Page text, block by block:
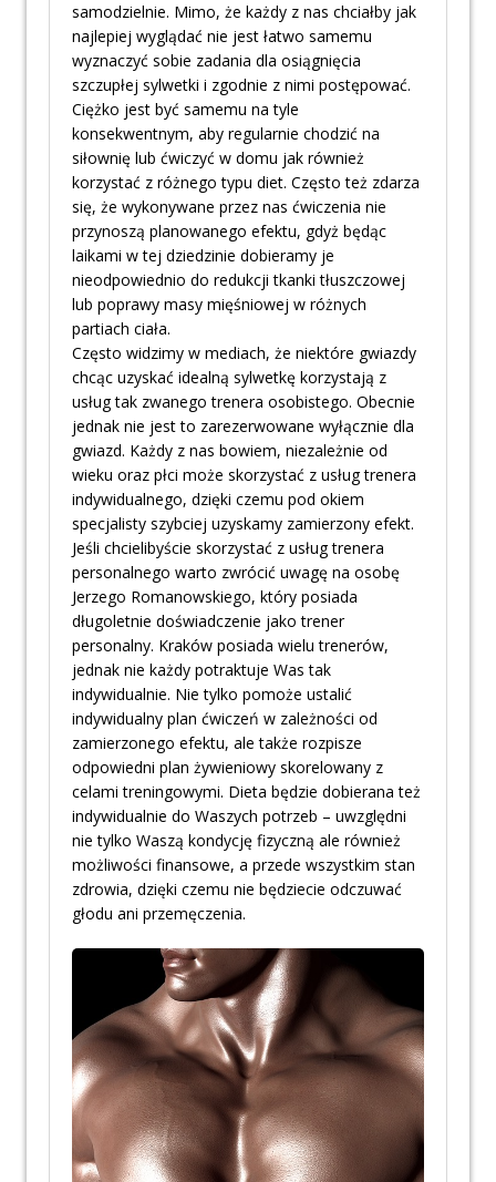
samodzielnie. Mimo, że każdy z nas chciałby jak
najlepiej wyglądać nie jest łatwo samemu
wyznaczyć sobie zadania dla osiągnięcia
szczupłej sylwetki i zgodnie z nimi postępować.
Ciężko jest być samemu na tyle
konsekwentnym, aby regularnie chodzić na
siłownię lub ćwiczyć w domu jak również
korzystać z różnego typu diet. Często też zdarza
się, że wykonywane przez nas ćwiczenia nie
przynoszą planowanego efektu, gdyż będąc
laikami w tej dziedzinie dobieramy je
nieodpowiednio do redukcji tkanki tłuszczowej
lub poprawy masy mięśniowej w różnych
partiach ciała.
Często widzimy w mediach, że niektóre gwiazdy
chcąc uzyskać idealną sylwetkę korzystają z
usług tak zwanego trenera osobistego. Obecnie
jednak nie jest to zarezerwowane wyłącznie dla
gwiazd. Każdy z nas bowiem, niezależnie od
wieku oraz płci może skorzystać z usług trenera
indywidualnego, dzięki czemu pod okiem
specjalisty szybciej uzyskamy zamierzony efekt.
Jeśli chcielibyście skorzystać z usług trenera
personalnego warto zwrócić uwagę na osobę
Jerzego Romanowskiego, który posiada
długoletnie doświadczenie jako trener
personalny. Kraków posiada wielu trenerów,
jednak nie każdy potraktuje Was tak
indywidualnie. Nie tylko pomoże ustalić
indywidualny plan ćwiczeń w zależności od
zamierzonego efektu, ale także rozpisze
odpowiedni plan żywieniowy skorelowany z
celami treningowymi. Dieta będzie dobierana też
indywidualnie do Waszych potrzeb – uwzględni
nie tylko Waszą kondycję fizyczną ale również
możliwości finansowe, a przede wszystkim stan
zdrowia, dzięki czemu nie będziecie odczuwać
głodu ani przemęczenia.